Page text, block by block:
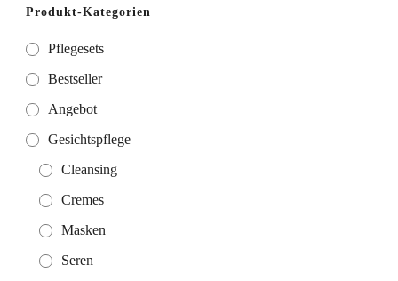
Produkt-Kategorien
Pflegesets
Bestseller
Angebot
Gesichtspflege
Cleansing
Cremes
Masken
Seren